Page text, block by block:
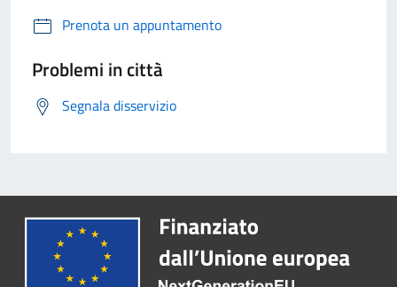
Prenota un appuntamento
Problemi in città
Segnala disservizio